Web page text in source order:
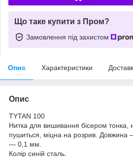
Що таке купити з Пром?
Замовлення під захистом
Опис Характеристики
Опис
TYTAN 100
Нитка для вишивання бісером тонка,
пушиться, міцна на розрив.
— 0,1 мм.
Колір синій сталь.